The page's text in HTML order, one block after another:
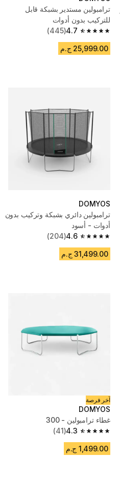
ترامبولين مستدير بشبكة قابل
للتركيب بدون أدوات
4.7
4.7 out of 5 stars from 445 reviews
(445)
25,999.00 ج.م
DOMYOS
ترامبولين دائري بشبكة وتركيب بدون
أدوات - أسود
4.6
4.6 out of 5 stars from 204 reviews
(204)
31,499.00 ج.م
آخر فرصة
DOMYOS
غطاء ترامبولين - 300
4.3
4.3 out of 5 stars from 41 reviews
(41)
1,499.00 ج.م